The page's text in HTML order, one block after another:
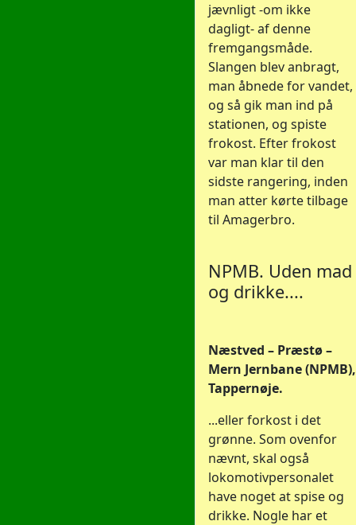
jævnligt -om ikke
dagligt- af denne
fremgangsmåde.
Slangen blev anbragt,
man åbnede for vandet,
og så gik man ind på
stationen, og spiste
frokost. Efter frokost
var man klar til den
sidste rangering, inden
man atter kørte tilbage
til Amagerbro.
NPMB. Uden mad
og drikke....
Næstved – Præstø –
Mern Jernbane (NPMB),
Tappernøje.
...eller forkost i det
grønne. Som ovenfor
nævnt, skal også
lokomotivpersonalet
have noget at spise og
drikke. Nogle har et